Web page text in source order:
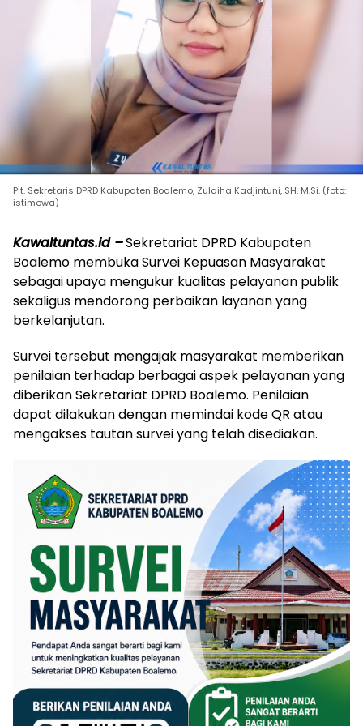
Plt. Sekretaris DPRD Kabupaten Boalemo, Zulaiha Kadjintuni, SH, M.Si. (foto:
istimewa)
Kawaltuntas.id –Sekretariat DPRD Kabupaten
Boalemo membuka Survei Kepuasan Masyarakat
sebagai upaya mengukur kualitas pelayanan publik
sekaligus mendorong perbaikan layanan yang
berkelanjutan.
Survei tersebut mengajak masyarakat memberikan
penilaian terhadap berbagai aspek pelayanan yang
diberikan Sekretariat DPRD Boalemo. Penilaian
dapat dilakukan dengan memindai kode QR atau
mengakses tautan survei yang telah disediakan.